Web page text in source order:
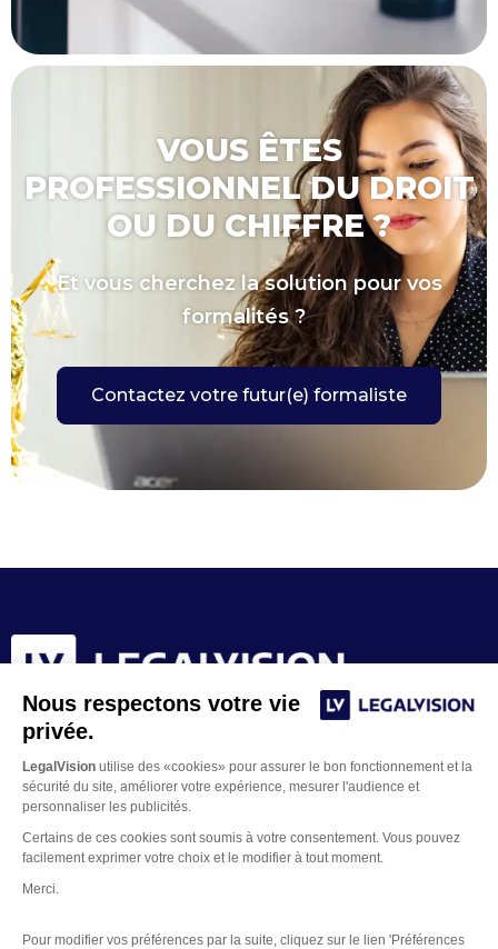
Nous respectons votre vie
privée.
LegalVision utilise des «cookies» pour assurer le bon fonctionnement et la
sécurité du site, améliorer votre expérience, mesurer l'audience et
personnaliser les publicités.
Certains de ces cookies sont soumis à votre consentement. Vous pouvez
facilement exprimer votre choix et le modifier à tout moment.
Merci.
Pour modifier vos préférences par la suite, cliquez sur le lien 'Préférences
VOUS ÊTES
PROFESSIONNEL DU DROIT
OU DU CHIFFRE ?
Et vous cherchez la solution pour vos
formalités ?
Contactez votre futur(e) formaliste